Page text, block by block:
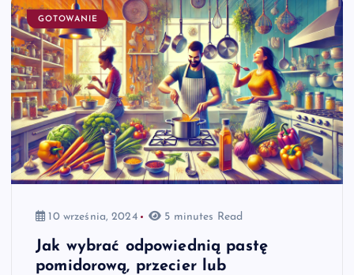
GOTOWANIE
10 września, 2024 5 minutes Read
Jak wybrać odpowiednią pastę
pomidorową, przecier lub